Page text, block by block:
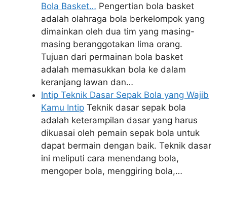
Bola Basket… Pengertian bola basket
adalah olahraga bola berkelompok yang
dimainkan oleh dua tim yang masing-
masing beranggotakan lima orang.
Tujuan dari permainan bola basket
adalah memasukkan bola ke dalam
keranjang lawan dan…
Intip Teknik Dasar Sepak Bola yang Wajib
Kamu Intip Teknik dasar sepak bola
adalah keterampilan dasar yang harus
dikuasai oleh pemain sepak bola untuk
dapat bermain dengan baik. Teknik dasar
ini meliputi cara menendang bola,
mengoper bola, menggiring bola,…